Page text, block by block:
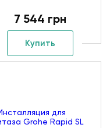
7 544 грн
Купить